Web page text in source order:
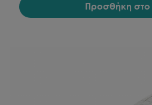
Προσθήκη στο